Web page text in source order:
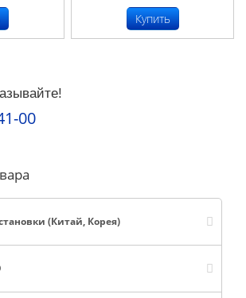
00
(Китай, Корея)
Купить